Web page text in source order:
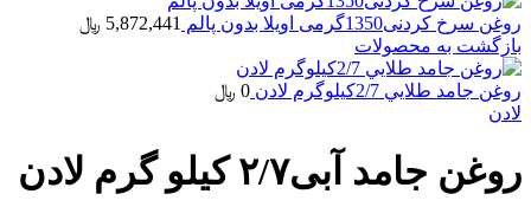
روغن سرخ کردنی1350گرمی اويلا بدون پالم 5,872,441 ﷼
بازگشت به محصولات
روغن جامد طلايي 2/7كیلوگرم لادن 0 ﷼
لادن
روغن جامد آبی۲/۷ کیلو گرم لادن